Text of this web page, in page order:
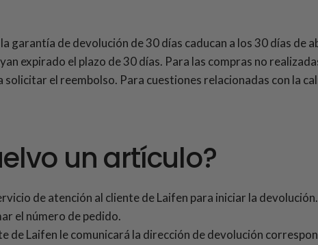
garantía de devolución de 30 días caducan a los 30 días
expirado el plazo de 30 días. Para las compras no
el reembolso. Para cuestiones relacionadas con la
un artículo?
de atención al cliente de Laifen para iniciar la
el número de pedido.
de Laifen le comunicará la dirección de devolución